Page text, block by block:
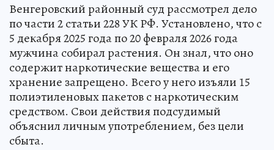
Венгеровский районный суд рассмотрел дело
по части 2 статьи 228 УК РФ. Установлено, что с
5 декабря 2025 года по 20 февраля 2026 года
мужчина собирал растения. Он знал, что оно
содержит наркотические вещества и его
хранение запрещено. Всего у него изъяли 15
полиэтиленовых пакетов с наркотическим
средством. Свои действия подсудимый
объяснил личным употреблением, без цели
сбыта.